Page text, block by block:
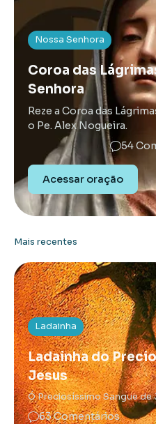
Nossa Senhora
Coroa das
Senhora
Reze a Coroa das
o Pe. Alex Nogueira.
54
Acessar oração
Mais recentes
Ladainha
Ladainha do
Jesus
Ó Preciosíssimo Sangue de
63 Comentários